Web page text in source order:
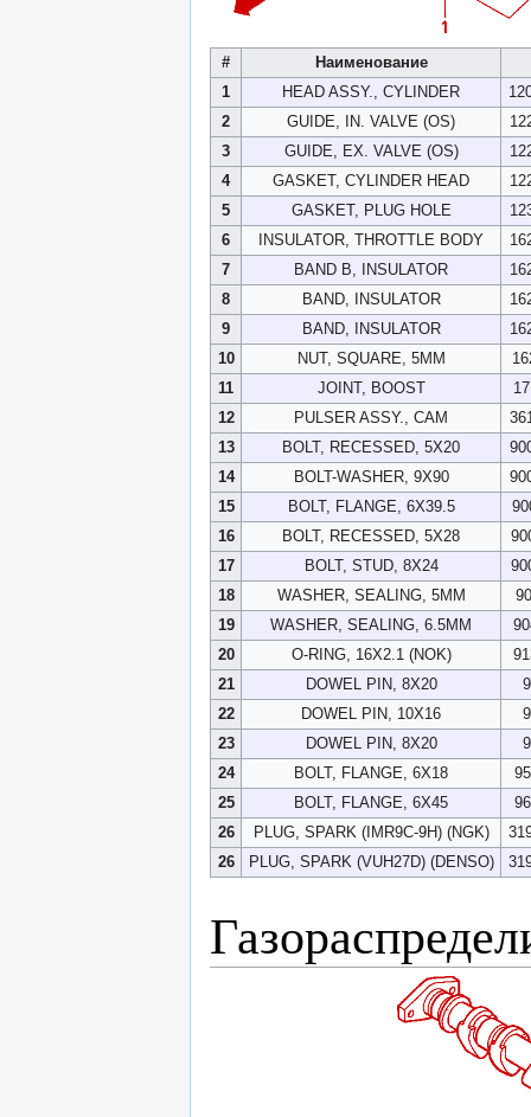
#
Наименование
1
HEAD ASSY., CYLINDER
2
GUIDE, IN. VALVE (OS)
3
GUIDE, EX. VALVE (OS)
4
GASKET, CYLINDER HEAD
5
GASKET, PLUG HOLE
6
INSULATOR, THROTTLE BODY
7
BAND B, INSULATOR
8
BAND, INSULATOR
9
BAND, INSULATOR
10
NUT, SQUARE, 5MM
11
JOINT, BOOST
12
PULSER ASSY., CAM
13
BOLT, RECESSED, 5X20
14
BOLT-WASHER, 9X90
15
BOLT, FLANGE, 6X39.5
16
BOLT, RECESSED, 5X28
17
BOLT, STUD, 8X24
18
WASHER, SEALING, 5MM
19
WASHER, SEALING, 6.5MM
20
O-RING, 16X2.1 (NOK)
21
DOWEL PIN, 8X20
22
DOWEL PIN, 10X16
23
DOWEL PIN, 8X20
24
BOLT, FLANGE, 6X18
25
BOLT, FLANGE, 6X45
26
PLUG, SPARK (IMR9C-9H) (NGK)
26
PLUG, SPARK (VUH27D) (DENSO)